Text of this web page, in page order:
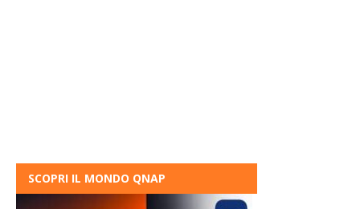
SCOPRI IL MONDO QNAP